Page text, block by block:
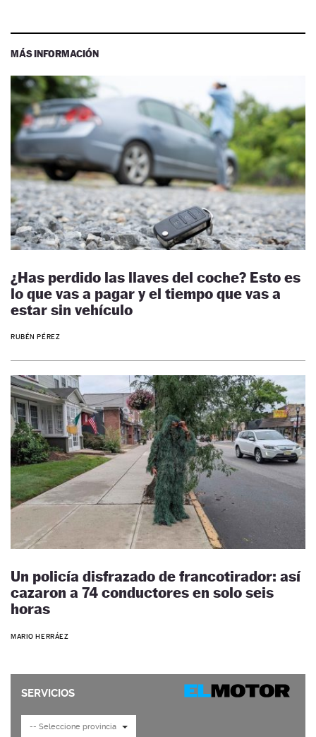
MÁS INFORMACIÓN
¿Has perdido las llaves del coche? Esto es
lo que vas a pagar y el tiempo que vas a
estar sin vehículo
RUBÉN PÉREZ
Un policía disfrazado de francotirador: así
cazaron a 74 conductores en solo seis
horas
MARIO HERRÁEZ